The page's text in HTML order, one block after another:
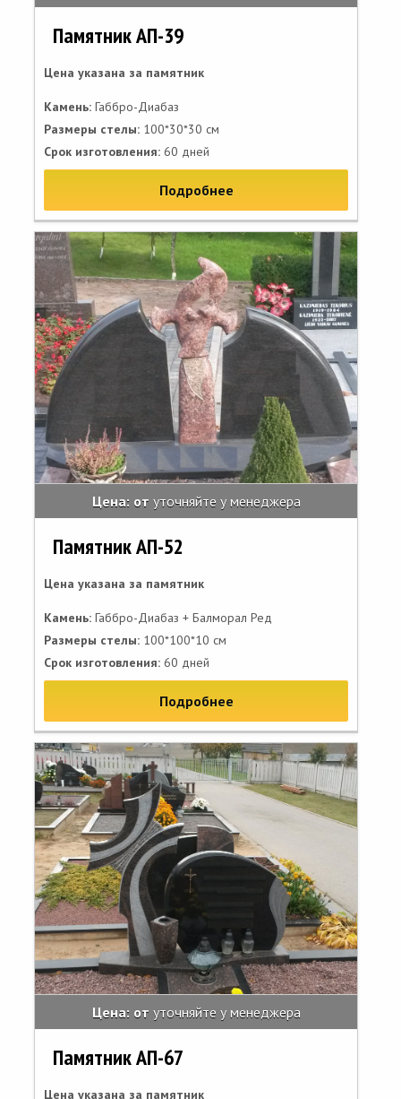
Памятник АП-39
Цена указана за памятник
Камень: Габбро-Диабаз
Размеры стелы: 100*30*30 см
Срок изготовления: 60 дней
Подробнее
Цена: от уточняйте у менеджера
Памятник АП-52
Цена указана за памятник
Камень: Габбро-Диабаз + Балморал Ред
Размеры стелы: 100*100*10 см
Срок изготовления: 60 дней
Подробнее
Цена: от уточняйте у менеджера
Памятник АП-67
Цена указана за памятник